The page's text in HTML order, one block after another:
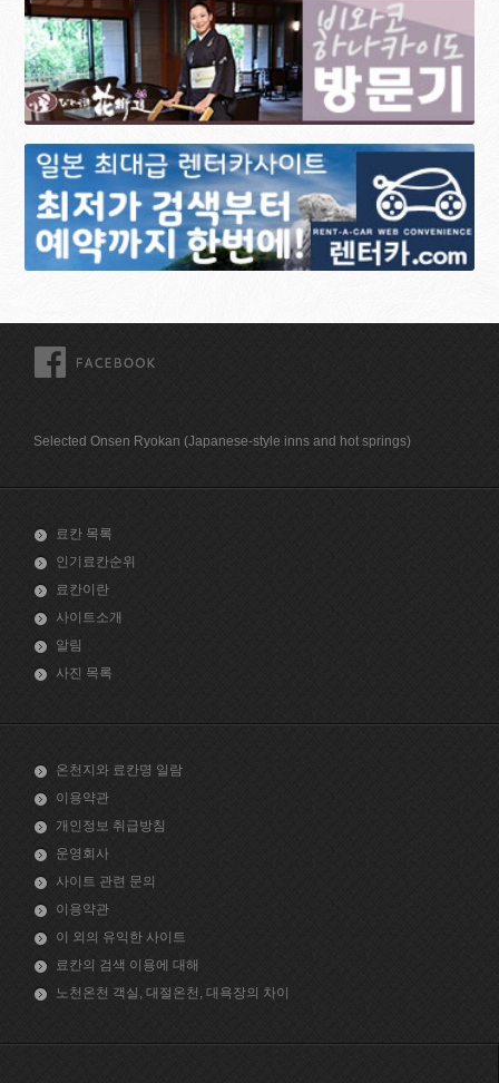
Selected Onsen Ryokan (Japanese-style inns and hot springs)
료칸 목록
인기료칸순위
료칸이란
사이트소개
알림
사진 목록
온천지와 료칸명 일람
이용약관
개인정보 취급방침
운영회사
사이트 관련 문의
이용약관
이 외의 유익한 사이트
료칸의 검색 이용에 대해
노천온천 객실, 대절온천, 대욕장의 차이